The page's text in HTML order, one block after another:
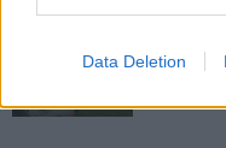
Data Deletion
Suomi-
näin